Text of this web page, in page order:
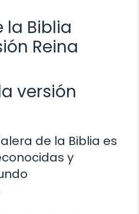
la Biblia
Reina
versión
de la Biblia es
y